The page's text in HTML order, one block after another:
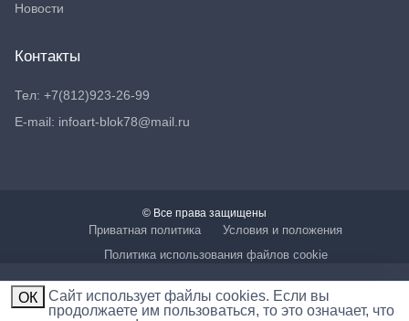
Новости
Контакты
Тел: +7(812)923-26-99
E-mail: infoart-blok78@mail.ru
© Все права защищены
Приватная политика
Условия и положения
Политика использования файлов cookie
ОК
Cайт использует файлы cookies. Если вы
продолжаете им пользоваться, то это означает, что